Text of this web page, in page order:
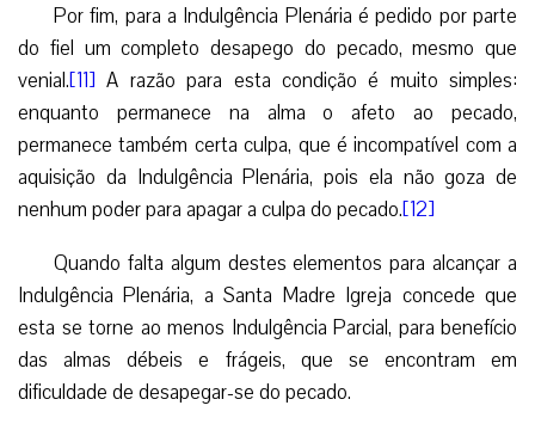
Por fim, para a Indulgência Plenária é pedido por parte
do fiel um completo desapego do pecado, mesmo que
venial.[11] A razão para esta condição é muito simples:
enquanto permanece na alma o afeto ao pecado,
permanece também certa culpa, que é incompatível com a
aquisição da Indulgência Plenária, pois ela não goza de
nenhum poder para apagar a culpa do pecado.[12]
Quando falta algum destes elementos para alcançar a
Indulgência Plenária, a Santa Madre Igreja concede que
esta se torne ao menos Indulgência Parcial, para benefício
das almas débeis e frágeis, que se encontram em
dificuldade de desapegar-se do pecado.